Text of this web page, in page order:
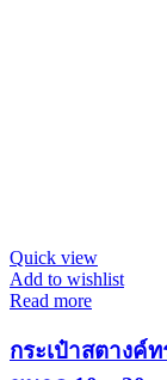
Quick view
Add to wishlist
Read more
กระเป๋าสตางค์ท